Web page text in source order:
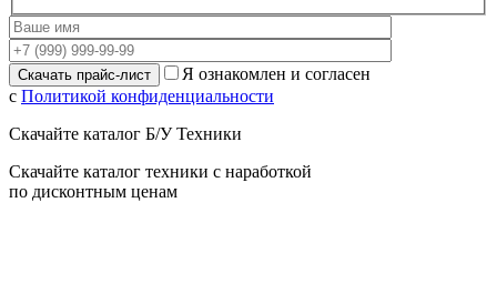
Я ознакомлен и согласен
с Политикой конфиденциальности
Скачайте каталог Б/У Техники
Скачайте каталог техники с наработкой
по дисконтным ценам